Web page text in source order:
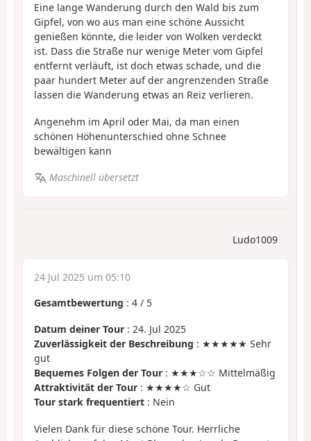
Eine lange Wanderung durch den Wald bis zum
Gipfel, von wo aus man eine schöne Aussicht
genießen könnte, die leider von Wolken verdeckt
ist. Dass die Straße nur wenige Meter vom Gipfel
entfernt verläuft, ist doch etwas schade, und die
paar hundert Meter auf der angrenzenden Straße
lassen die Wanderung etwas an Reiz verlieren.
Angenehm im April oder Mai, da man einen
schönen Höhenunterschied ohne Schnee
bewältigen kann
Maschinell übersetzt
Ludo1009
24 Jul 2025 um 05:10
Gesamtbewertung : 4 / 5
Datum deiner Tour : 24. Jul 2025
Zuverlässigkeit der Beschreibung : ★★★★★ Sehr
gut
Bequemes Folgen der Tour : ★★★☆☆ Mittelmäßig
Attraktivität der Tour : ★★★★☆ Gut
Tour stark frequentiert : Nein
Vielen Dank für diese schöne Tour. Herrliche